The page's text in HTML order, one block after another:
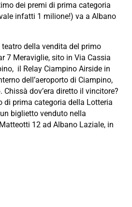
dei premi di prima categoria
infatti 1 milione!) va a Albano
teatro della vendita del primo
7 Meraviglie, sito in Via Cassia
il Relay Ciampino Airside in
dell’aeroporto di Ciampino,
dov’era diretto il vincitore?
di prima categoria della Lotteria
biglietto venduto nella
12 ad Albano Laziale, in